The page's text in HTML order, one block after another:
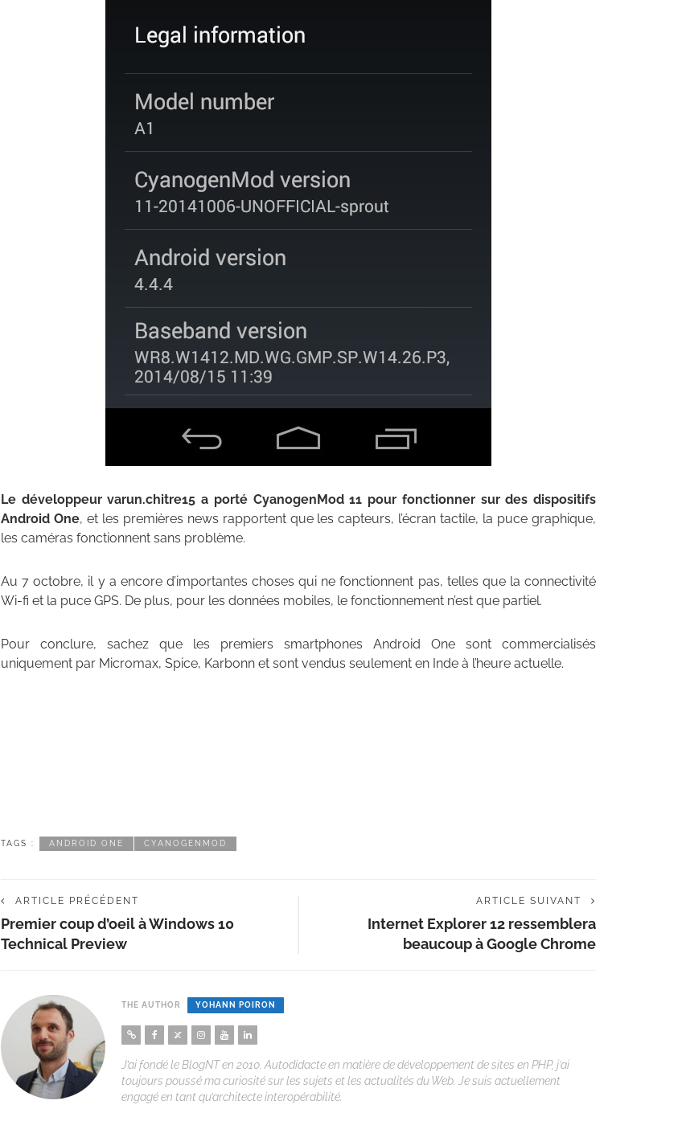
Le développeur varun.chitre15 a porté CyanogenMod 11 pour fonctionner sur des dispositifs
Android One, et les premières news rapportent que les capteurs, l’écran tactile, la puce graphique,
les caméras fonctionnent sans problème.
Au 7 octobre, il y a encore d’importantes choses qui ne fonctionnent pas, telles que la connectivité
Wi-fi et la puce GPS. De plus, pour les données mobiles, le fonctionnement n’est que partiel.
Pour conclure, sachez que les premiers smartphones Android One sont commercialisés
uniquement par Micromax, Spice, Karbonn et sont vendus seulement en Inde à l’heure actuelle.
TAGS : ANDROID ONE CYANOGENMOD
ARTICLE PRÉCÉDENT
Premier coup d’oeil à Windows 10
Technical Preview
ARTICLE SUIVANT
Internet Explorer 12 ressemblera
beaucoup à Google Chrome
THE AUTHOR YOHANN POIRON
J’ai fondé le BlogNT en 2010. Autodidacte en matière de développement de sites en PHP, j’ai
toujours poussé ma curiosité sur les sujets et les actualités du Web. Je suis actuellement
engagé en tant qu’architecte interopérabilité.